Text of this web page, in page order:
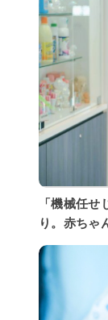
「機械任
り。赤ちゃ